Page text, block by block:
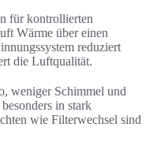
für kontrollierten
Wärme über einen
reduziert
die Luftqualität.
weniger Schimmel und
in stark
wie Filterwechsel sind